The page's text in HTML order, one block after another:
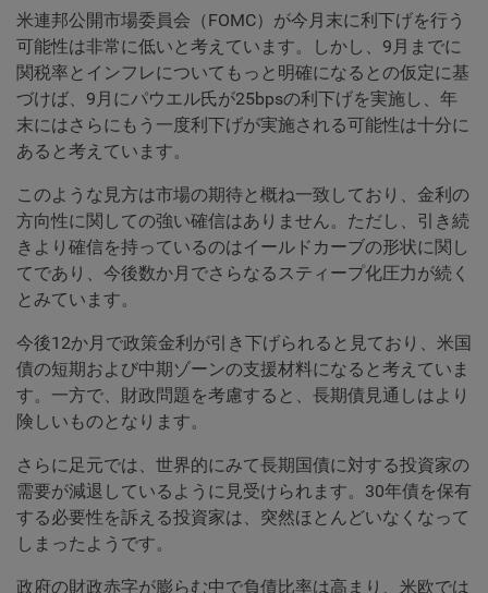
米連邦公開市場委員会（FOMC）が今月末に利下げを行う
可能性は非常に低いと考えています。しかし、9月までに
関税率とインフレについてもっと明確になるとの仮定に基
づけば、9月にパウエル氏が25bpsの利下げを実施し、年
末にはさらにもう一度利下げが実施される可能性は十分に
あると考えています。
このような見方は市場の期待と概ね一致しており、金利の
方向性に関しての強い確信はありません。ただし、引き続
きより確信を持っているのはイールドカーブの形状に関し
てであり、今後数か月でさらなるスティープ化圧力が続く
とみています。
今後12か月で政策金利が引き下げられると見ており、米国
債の短期および中期ゾーンの支援材料になると考えていま
す。一方で、財政問題を考慮すると、長期債見通しはより
険しいものとなります。
さらに足元では、世界的にみて長期国債に対する投資家の
需要が減退しているように見受けられます。30年債を保有
する必要性を訴える投資家は、突然ほとんどいなくなって
しまったようです。
政府の財政赤字が膨らむ中で負債比率は高まり、米欧では